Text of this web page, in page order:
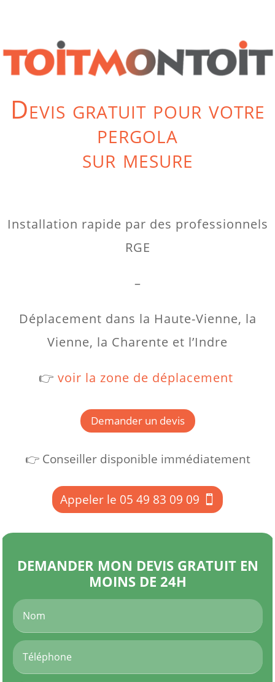
Devis gratuit pour votre
pergola
sur mesure
Installation rapide par des professionnels
RGE
–
Déplacement dans la Haute-Vienne, la
Vienne, la Charente et l’Indre
👉 voir la zone de déplacement
Demander un devis
👉 Conseiller disponible immédiatement
Appeler le 05 49 83 09 09
DEMANDER MON DEVIS GRATUIT EN
MOINS DE 24H